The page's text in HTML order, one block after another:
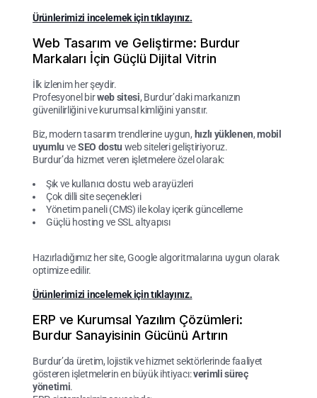
Ürünlerimizi incelemek için tıklayınız.
Web Tasarım ve Geliştirme: Burdur
Markaları İçin Güçlü Dijital Vitrin
İlk izlenim her şeydir.
Profesyonel birweb sitesi, Burdur’daki markanızın
güvenilirliğini ve kurumsal kimliğini yansıtır.
Biz, modern tasarım trendlerine uygun, hızlı yüklenen,mobil
uyumlu veSEO dostu web siteleri geliştiriyoruz.
Burdur’da hizmet veren işletmelere özel olarak:
Şık ve kullanıcı dostu web arayüzleri
Çok dilli site seçenekleri
Yönetim paneli (CMS) ile kolay içerik güncelleme
Güçlü hosting ve SSL altyapısı
Hazırladığımız her site, Google algoritmalarına uygun olarak
optimize edilir.
Ürünlerimizi incelemek için tıklayınız.
ERP ve Kurumsal Yazılım Çözümleri:
Burdur Sanayisinin Gücünü Artırın
Burdur’da üretim, lojistik ve hizmet sektörlerinde faaliyet
gösteren işletmelerin en büyük ihtiyacı:verimli süreç
yönetimi.